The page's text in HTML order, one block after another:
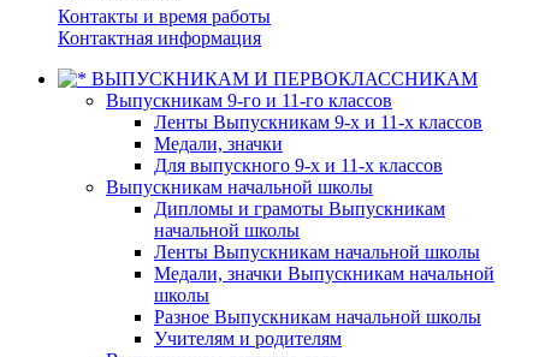
Контакты и время работы
Контактная информация
ВЫПУСКНИКАМ И ПЕРВОКЛАССНИКАМ
Выпускникам 9-го и 11-го классов
Ленты Выпускникам 9-х и 11-х классов
Медали, значки
Для выпускного 9-х и 11-х классов
Выпускникам начальной школы
Дипломы и грамоты Выпускникам
начальной школы
Ленты Выпускникам начальной школы
Медали, значки Выпускникам начальной
школы
Разное Выпускникам начальной школы
Учителям и родителям